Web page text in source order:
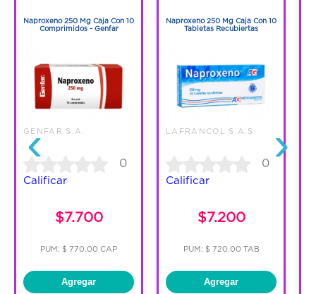
‹
Naproxeno 250 Mg Caja Con 10
Comprimidos - Genfar
GENFAR S.A.
0
Calificar
$7.700
PUM: $ 770.00 CAP
Agregar
Naproxeno 250 Mg Caja Con 10
Tabletas Recubiertas
LAFRANCOL S.A.S
0
Calificar
$7.200
PUM: $ 720.00 TAB
Agregar
›